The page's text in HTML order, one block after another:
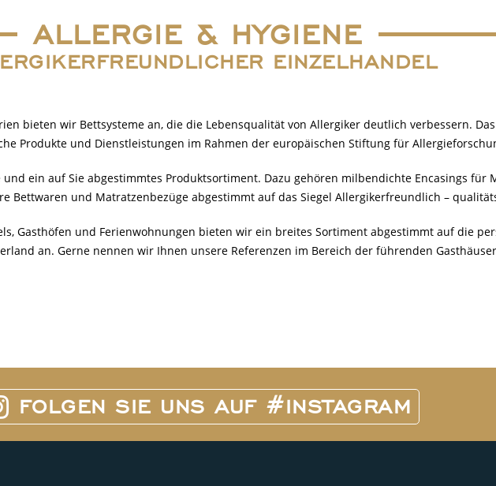
ALLERGIE & HYGIENE
EINZELHANDEL
bieten wir Bettsysteme an, die die Lebensqualität von Allergiker deutlich verbessern.
Produkte und Dienstleistungen im Rahmen der europäischen Stiftung für
und ein auf Sie abgestimmtes Produktsortiment. Dazu gehören milbendichte Encasings für
Bettwaren und Matratzenbezüge abgestimmt auf das Siegel Allergikerfreundlich –
Gasthöfen und Ferienwohnungen bieten wir ein breites Sortiment abgestimmt auf die
an. Gerne nennen wir Ihnen unsere Referenzen im Bereich der führenden
FOLGEN SIE UNS AUF #INSTAGRAM